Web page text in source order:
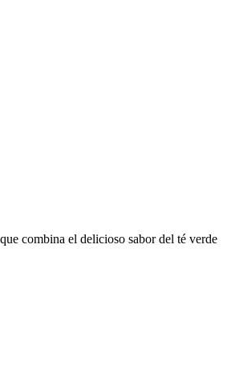
combina el delicioso sabor del té verde